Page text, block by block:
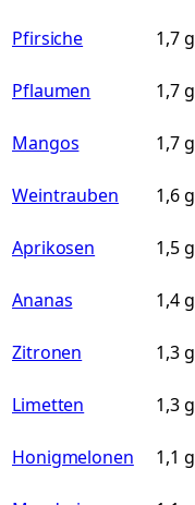
Pfirsiche 1,7 g
Pflaumen 1,7 g
Mangos 1,7 g
Weintrauben 1,6 g
Aprikosen 1,5 g
Ananas 1,4 g
Zitronen 1,3 g
Limetten 1,3 g
Honigmelonen 1,1 g